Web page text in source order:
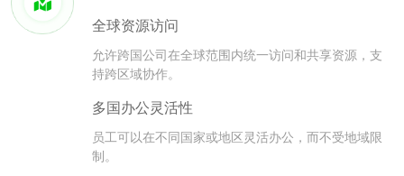
全球资源访问
允许跨国公司在全球范围内统一访问和共享资源，支
持跨区域协作。
多国办公灵活性
员工可以在不同国家或地区灵活办公，而不受地域限
制。